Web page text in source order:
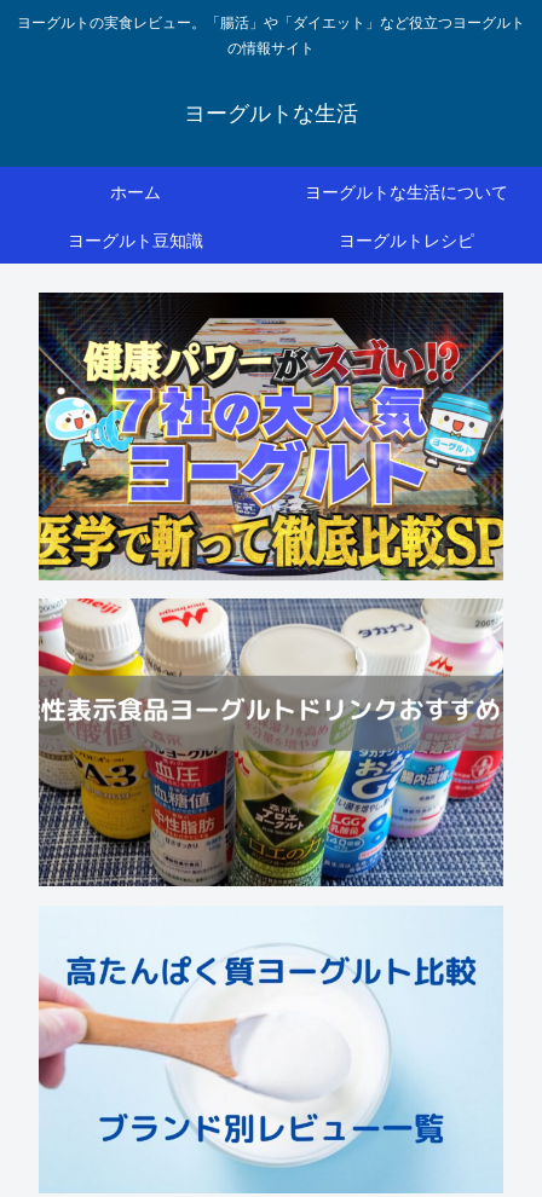
ヨーグルトの実食レビュー。「腸活」や「ダイエット」など役立つヨーグルト
の情報サイト
ヨーグルトな生活
ホーム
ヨーグルトな生活について
ヨーグルト豆知識
ヨーグルトレシピ